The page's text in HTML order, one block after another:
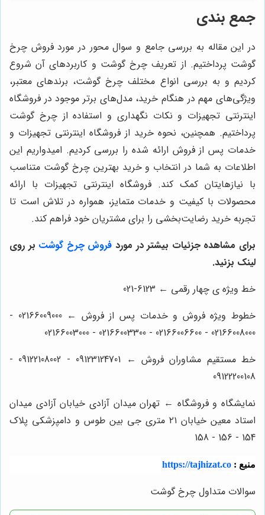
جمع بندی
در این مقاله به بررسی جامع و سوال محور در مورد فروش چرخ
گوشت پرداختیم. از تعریف چرخ گوشت و کاربردهای آن شروع
کردیم و به بررسی انواع مختلف چرخ گوشت، برندهای معتبر،
ویژگی‌های مهم در هنگام خرید، مدل‌های برتر موجود در فروشگاه
اینترنتی تجهیزات و نکات نگهداری و استفاده از چرخ گوشت
پرداختیم. همچنین، نحوه خرید از فروشگاه اینترنتی تجهیزات و
خدمات پس از فروش ارائه شده را بررسی کردیم. امیدواریم این
اطلاعات به شما در انتخاب و خرید بهترین چرخ گوشت متناسب
با نیازهایتان کمک کند. فروشگاه اینترنتی تجهیزات با ارائه
محصولات با کیفیت و خدمات متمایز، همواره در تلاش است تا
تجربه خرید رضایت‌بخشی را برای مشتریان خود فراهم کند.
برای مشاهده جزئیات بیشتر در مورد فروش چرخ گوشت بر روی
لینک بزنید.
خط ویژه ی چهار رقمی ← 6123-021
خطوط ویژه فروش و خدمات پس از فروش ← 02166009000 -
02166008000 - 02166006600 - 02166003300 - 02166003000
خط مستقیم مشاوران فروش ← 09123124701 - 09122108002 -
09122200108
نمایشگاه و فروشگاه ← تهران میدان آزادی خیابان آزادی میدان
استاد معین خیابان ۲۱ متری جی بین طوس و دامپزشکی پلاک
154 - 156 - 158
منبع : https://tajhizat.co
سوالات متداول چرخ گوشت